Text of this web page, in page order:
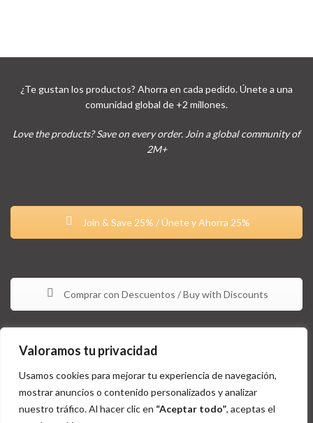
Valoramos tu privacidad
Usamos cookies para mejorar tu experiencia de navegación,
mostrar anuncios o contenido personalizados y analizar
nuestro tráfico. Al hacer clic en “Aceptar todo”, aceptas el
¿Te gustan los productos? Ahorra en cada pedido. Únete a una
comunidad global de +2 millones.
Love the products? Save on every order. Join a global community of
2M+
Join & Save 25% / Únete y Ahorra 25%
Comprar con Descuentos / Buy with Discounts
Estos productos no están aprobados por la FDA y no tienen la